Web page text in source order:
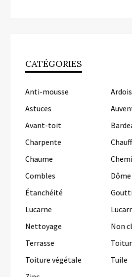
CATÉGORIES
Anti-mousse
Astuces
Avant-toit
Charpente
Chaume
Combles
Dôme
Étanchéité
Lucarne
Nettoyage
Non
Terrasse
Toiture végétale
Tuile